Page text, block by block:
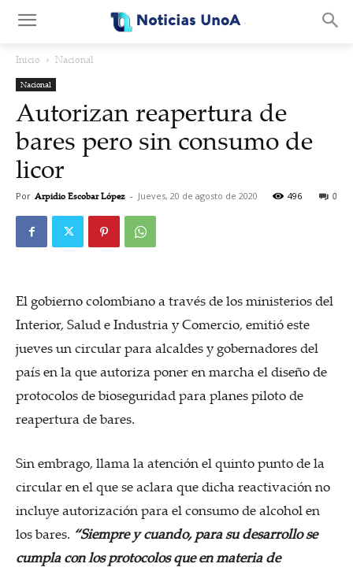
Inicio Nacional
Nacional
Autorizan reapertura de
bares pero sin consumo de
licor
Por Arpidio Escobar López - Jueves, 20 de agosto de 2020 0
496
El gobierno colombiano a través de los ministerios del
Interior, Salud e Industria y Comercio, emitió este
jueves un circular para alcaldes y gobernadores del
país en la que autoriza poner en marcha el diseño de
protocolos de bioseguridad para planes piloto de
reapertura de bares.
Sin embrago, llama la atención el quinto punto de la
circular en el que se aclara que dicha reactivación no
incluye autorización para el consumo de alcohol en
los bares. “Siempre y cuando, para su desarrollo se
cumpla con los protocolos que en materia de